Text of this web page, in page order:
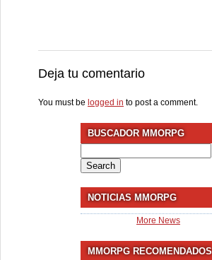
Deja tu comentario
You must be logged in to post a comment.
BUSCADOR MMORPG
for:
NOTICIAS MMORPG
More News
MMORPG RECOMENDADOS